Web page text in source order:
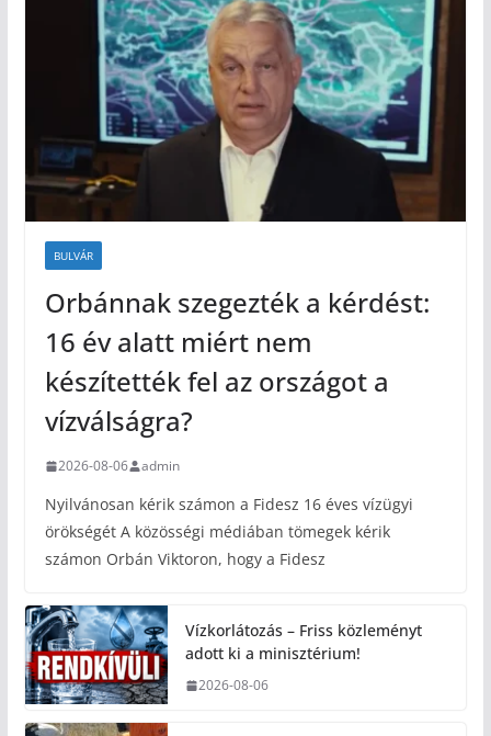
BULVÁR
Orbánnak szegezték a kérdést:
16 év alatt miért nem
készítették fel az országot a
vízválságra?
2026-08-06 admin
Nyilvánosan kérik számon a Fidesz 16 éves vízügyi
örökségét A közösségi médiában tömegek kérik
számon Orbán Viktoron, hogy a Fidesz
Vízkorlátozás – Friss közleményt
adott ki a minisztérium!
2026-08-06